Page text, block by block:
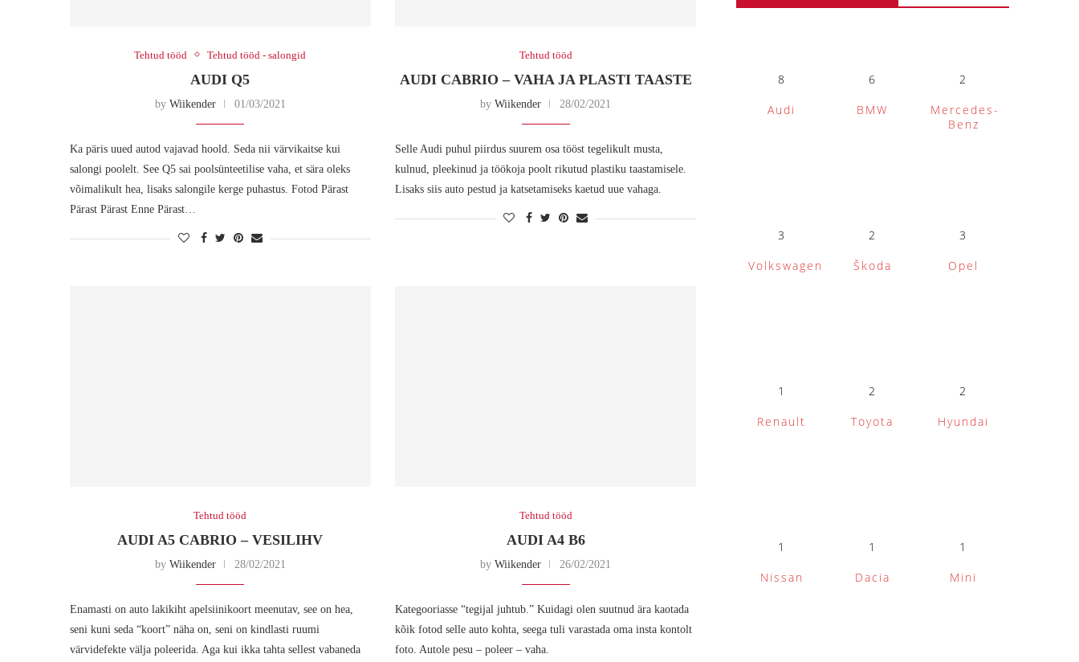
Tehtud tööd Tehtud tööd - salongid
AUDI Q5
by Wiikender 01/03/2021
Ka päris uued autod vajavad hoold. Seda nii värvikaitse kui
salongi poolelt. See Q5 sai poolsünteetilise vaha, et sära oleks
võimalikult hea, lisaks salongile kerge puhastus. Fotod Pärast
Pärast Pärast Enne Pärast…
Tehtud tööd
AUDI CABRIO – VAHA JA PLASTI TAASTE
byWiikender 28/02/2021
Selle Audi puhul piirdus suurem osa tööst tegelikult musta,
kulnud, pleekinud ja töökoja poolt rikutud plastiku taastamisele.
Lisaks siis auto pestud ja katsetamiseks kaetud uue vahaga.
Tehtud tööd
AUDI A5 CABRIO – VESILIHV
by Wiikender 28/02/2021
Enamasti on auto lakikiht apelsiinikoort meenutav, see on hea,
seni kuni seda “koort” näha on, seni on kindlasti ruumi
värvidefekte välja poleerida. Aga kui ikka tahta sellest vabaneda
Tehtud tööd
AUDI A4 B6
byWiikender 26/02/2021
Kategooriasse “tegijal juhtub.” Kuidagi olen suutnud ära kaotada
kõik fotod selle auto kohta, seega tuli varastada oma insta kontolt
foto. Autole pesu – poleer – vaha.
8
Audi
6
BMW
2
Mercedes-
Benz
3
Volkswagen
2
Škoda
3
Opel
1
Renault
2
Toyota
2
Hyundai
1
Nissan
1
Dacia
1
Mini